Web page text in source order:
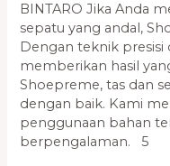
BINTARO Jika Anda
sepatu yang andal,
Dengan teknik presisi
memberikan hasil
Shoepreme, tas dan
dengan baik. Kami
penggunaan bahan
berpengalaman. 5